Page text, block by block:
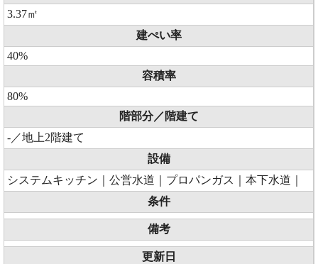
3.37㎡
建ぺい率
40%
容積率
80%
階部分／階建て
-／地上2階建て
設備
システムキッチン｜公営水道｜プロパンガス｜本下水道｜
条件
備考
更新日